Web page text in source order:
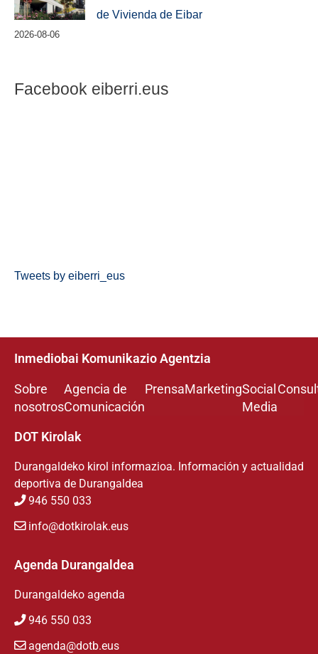
de Vivienda de Eibar
2026-08-06
Facebook eiberri.eus
Tweets by eiberri_eus
Inmediobai Komunikazio Agentzia
Sobre
nosotros
Agencia de
Comunicación
PrensaMarketingSocial
Media
DOT Kirolak
Durangaldeko kirol informazioa. Información y actualidad
deportiva de Durangaldea
946 550 033
info@dotkirolak.eus
Agenda Durangaldea
Durangaldeko agenda
946 550 033
agenda@dotb.eus